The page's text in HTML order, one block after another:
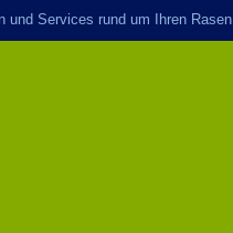
und Services rund um Ihren Rasen